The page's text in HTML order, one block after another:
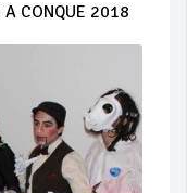
A CONQUE 2018